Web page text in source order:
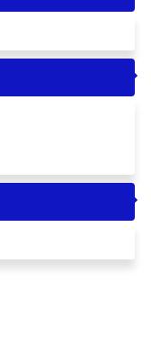
削除などをご希望さ
上、対応させていただ
る日本の法令、その
容を適宜見直し、そ